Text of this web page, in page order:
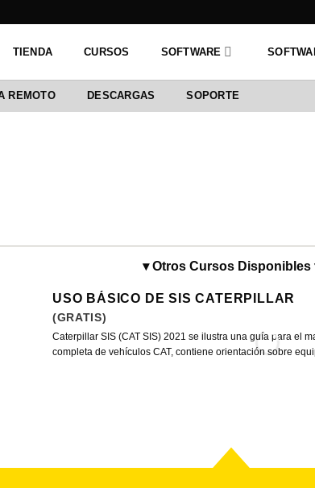
TIENDA CURSOS SOFTWARE
REMOTO DESCARGAS SOPORTE
▾ Otros Cursos Disponibles
USO BÁSICO DE SIS CATERPILLAR
(GRATIS)
Caterpillar SIS (CAT SIS) 2021 se ilustra una guía para el
completa de vehículos CAT, contiene orientación sobre